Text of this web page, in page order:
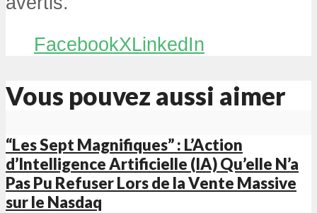
FacebookXLinkedIn
Vous pouvez aussi aimer
“Les Sept Magnifiques” : L’Action
d’Intelligence Artificielle (IA) Qu’elle N’a
Pas Pu Refuser Lors de la Vente Massive
sur le Nasdaq